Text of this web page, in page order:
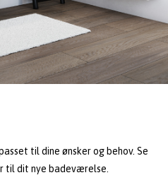
til dine ønsker og behov. Se
til dit nye badeværelse.